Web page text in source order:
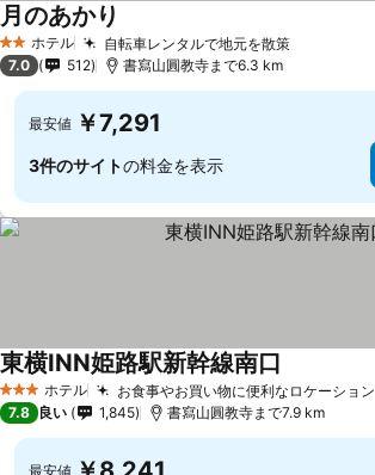
2 ホテルのランク
ホテル 自転車レンタルで地元を散策
月のあかり
7.0 512 書寫山圓教寺まで6.3 km
最安値 ￥7,291
3件のサイトの料金を表示
3 ホテルのランク
ホテル お食事やお買い物に便利なロケーション
東横INN姫路駅新幹線南口
7.8 良い 1,845 書寫山圓教寺まで7.9 km
最安値